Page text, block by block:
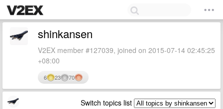
shinkansen
V2EX member #127039, joined on 2015-07-14 02:45:25
+08:00
6 23 70
Switch topics list